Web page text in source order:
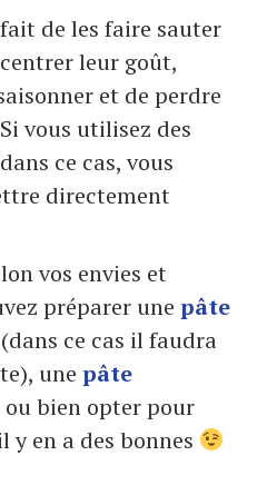
de les faire sauter
leur goût,
et de perdre
vous utilisez des
ce cas, vous
directement
vos envies et
préparer une pâte
(dans ce cas il faudra
une pâte
ou bien opter pour
y en a des bonnes